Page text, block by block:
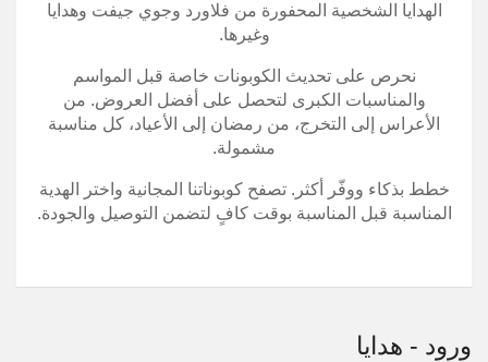
الهدايا الشخصية المحفورة من فلاورد وجوي جيفت وهدايا
وغيرها.
نحرص على تحديث الكوبونات خاصة قبل المواسم
والمناسبات الكبرى لتحصل على أفضل العروض. من
الأعراس إلى التخرج، من رمضان إلى الأعياد، كل مناسبة
مشمولة.
خطط بذكاء ووفّر أكثر. تصفح كوبوناتنا المجانية واختر الهدية
المناسبة قبل المناسبة بوقت كافٍ لتضمن التوصيل والجودة.
ورود - هدايا